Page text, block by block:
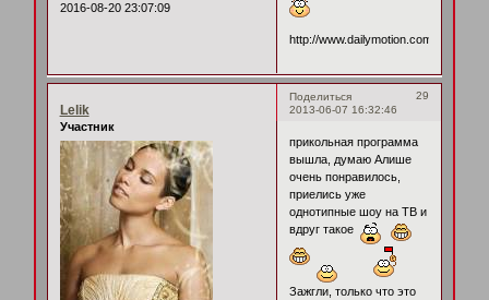
2016-08-20 23:07:09
http://www.dailymotion.com/video/
Поделиться
29
2013-06-07 16:32:46
Lelik
Участник
прикольная программа
вышла, думаю Алише
очень понравилось,
приелись уже
однотипные шоу на ТВ и
вдруг такое
Зажгли, только что это